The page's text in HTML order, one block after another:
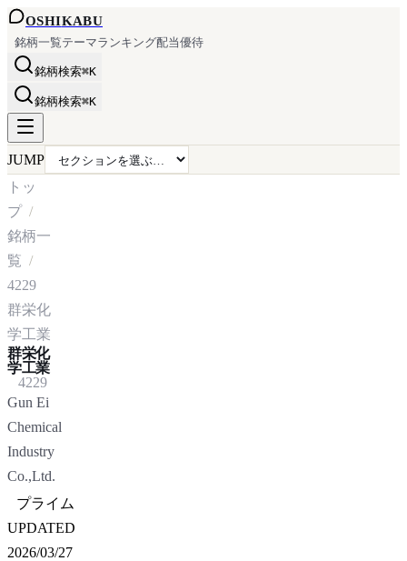
OSHIKABU
銘柄一覧テーマランキング配当優待
銘柄検索⌘K
銘柄検索⌘K
JUMP
トッ
プ
銘柄一
覧
4229
群栄化
学工業
群栄化
学工業
4229
Gun Ei
Chemical
Industry
Co.,Ltd.
プライム
UPDATED
2026/03/27